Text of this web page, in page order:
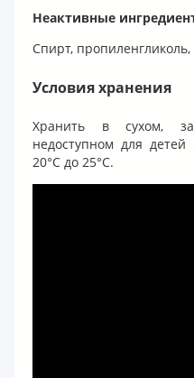
Неактивные
Спирт,
Условия хранения
Хранить в сухом,
недоступном для
20°С до 25°С.